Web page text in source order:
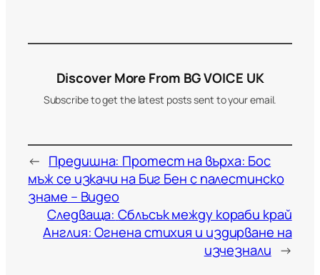
Discover More From BG VOICE UK
Subscribe to get the latest posts sent to your email.
← Предишна: Протест на върха: Бос
мъж се изкачи на Биг Бен с палестинско
знаме – Видео
Следваща: Сблъсък между кораби край
Англия: Огнена стихия и издирване на
изчезнали →